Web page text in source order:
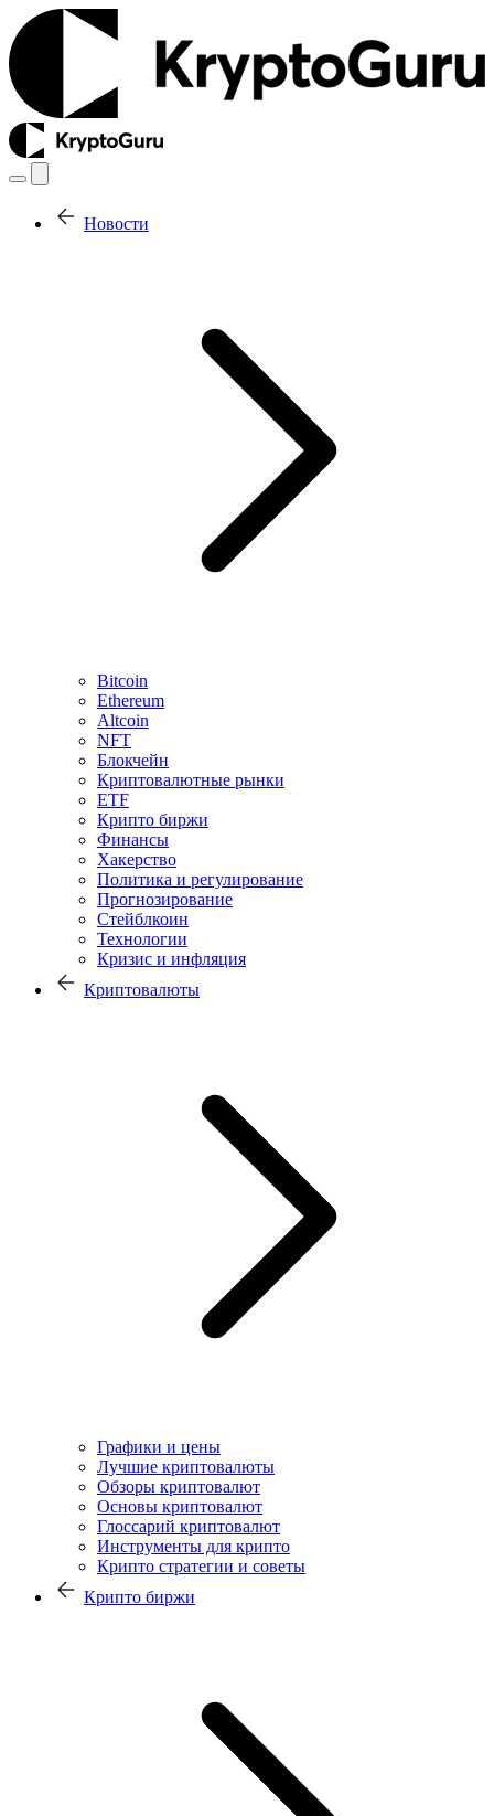
Новости
Bitcoin
Ethereum
Altcoin
NFT
Блокчейн
Криптовалютные рынки
ETF
Крипто биржи
Финансы
Хакерство
Политика и регулирование
Прогнозирование
Стейблкоин
Технологии
Кризис и инфляция
Криптовалюты
Графики и цены
Лучшие криптовалюты
Обзоры криптовалют
Основы криптовалют
Глоссарий криптовалют
Инструменты для крипто
Крипто стратегии и советы
Крипто биржи